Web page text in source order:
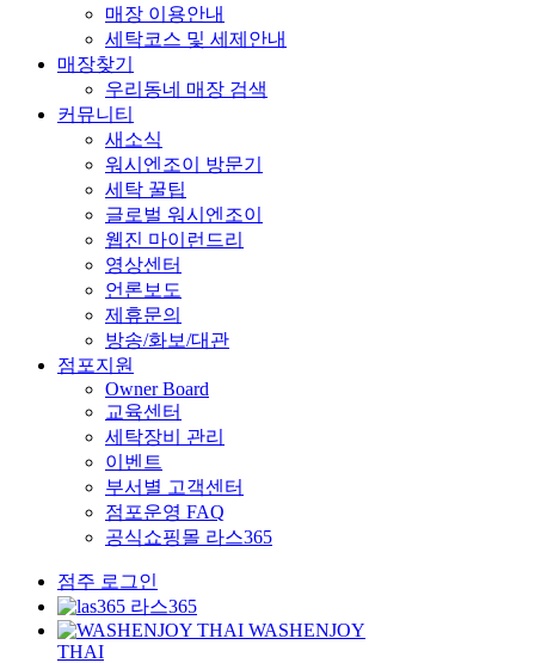
매장 이용안내
세탁코스 및 세제안내
매장찾기
우리동네 매장 검색
커뮤니티
새소식
워시엔조이 방문기
세탁 꿀팁
글로벌 워시엔조이
웹진 마이런드리
영상센터
언론보도
제휴문의
방송/화보/대관
점포지원
Owner Board
교육센터
세탁장비 관리
이벤트
부서별 고객센터
점포운영 FAQ
공식쇼핑몰 라스365
점주 로그인
라스365
WASHENJOY
THAI